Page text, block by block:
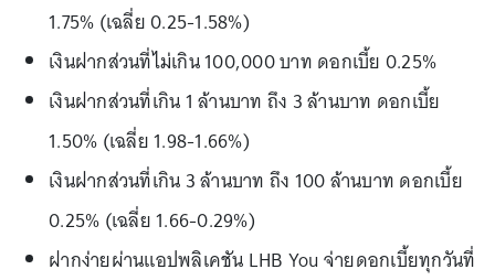
1.75% (เฉลี่ย 0.25-1.58%)
เงินฝากส่วนที่ไม่เกิน 100,000 บาท ดอกเบี้ย 0.25%
เงินฝากส่วนที่เกิน 1 ล้านบาท ถึง 3 ล้านบาท ดอกเบี้ย
1.50% (เฉลี่ย 1.98-1.66%)
เงินฝากส่วนที่เกิน 3 ล้านบาท ถึง 100 ล้านบาท ดอกเบี้ย
0.25% (เฉลี่ย 1.66-0.29%)
ฝากง่ายผ่านแอปพลิเคชัน LHB You จ่ายดอกเบี้ยทุกวันที่